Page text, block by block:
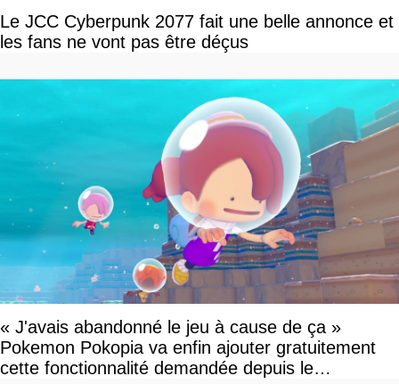
Le JCC Cyberpunk 2077 fait une belle annonce et
les fans ne vont pas être déçus
« J'avais abandonné le jeu à cause de ça »
Pokemon Pokopia va enfin ajouter gratuitement
cette fonctionnalité demandée depuis le